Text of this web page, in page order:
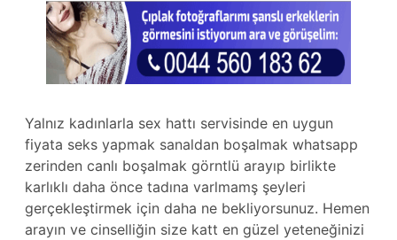
Yalnız kadınlarla sex hattı servisinde en uygun
fiyata seks yapmak sanaldan boşalmak whatsapp
zerinden canlı boşalmak görntlü arayıp birlikte
karlıklı daha önce tadına varlmamş şeyleri
gerçekleştirmek için daha ne bekliyorsunuz. Hemen
arayın ve cinselliğin size katt en güzel yeteneğinizi